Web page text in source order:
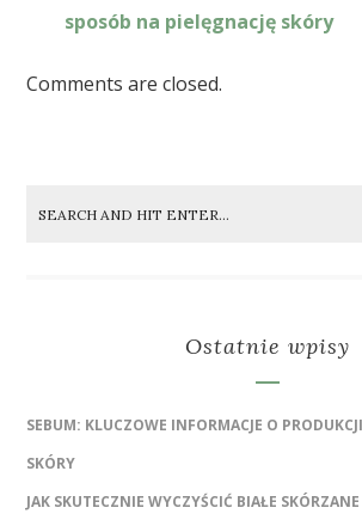
sposób na pielęgnację skóry
Comments are closed.
Ostatnie wpisy
SEBUM: KLUCZOWE INFORMACJE O
SKÓRY
JAK SKUTECZNIE WYCZYŚCIĆ BIAŁE